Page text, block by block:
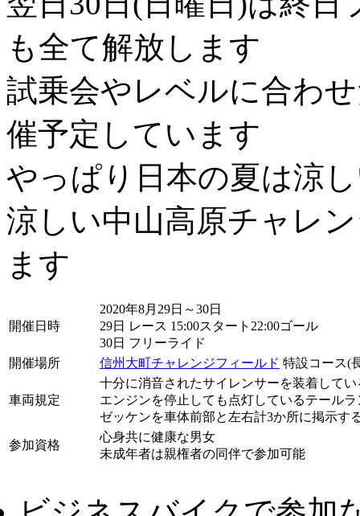
も全て解放します
試乗会やレベルに合わ
催予定しています
やっぱり日本の夏は涼
涼しい中山高原チャレ
ます
開催日時
2020年8月29日～30日
29日 レース 15:00スタート22:00ゴール
30日 フリーライド
開催場所
信州大町チャレンジフィールド 特設コース(
車両規定
十分に消音されたサイレンサーを装着してい
エンジンを停止しても点灯しているテール
ゼッケンを車体前部と左右計3か所に掲示す
参加資格
心身共に健康な男女
未成年者は親権者の同伴で参加可能